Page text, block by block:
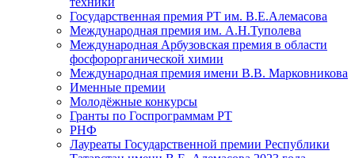
Государственная премия РТ им. В.Е.Алемасова
Международная премия им. А.Н.Туполева
Международная Арбузовская премия в области
фосфорорганической химии
Международная премия имени В.В. Марковникова
Именные премии
Молодёжные конкурсы
Гранты по Госпрограммам РТ
РНФ
Лауреаты Государственной премии Республики